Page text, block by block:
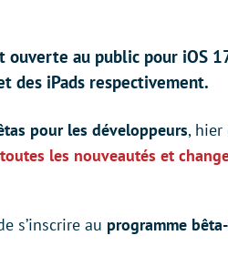
au public pour iOS
des iPads respectivement.
pour les développeurs,
toutes les nouveautés et
s’inscrire au programme